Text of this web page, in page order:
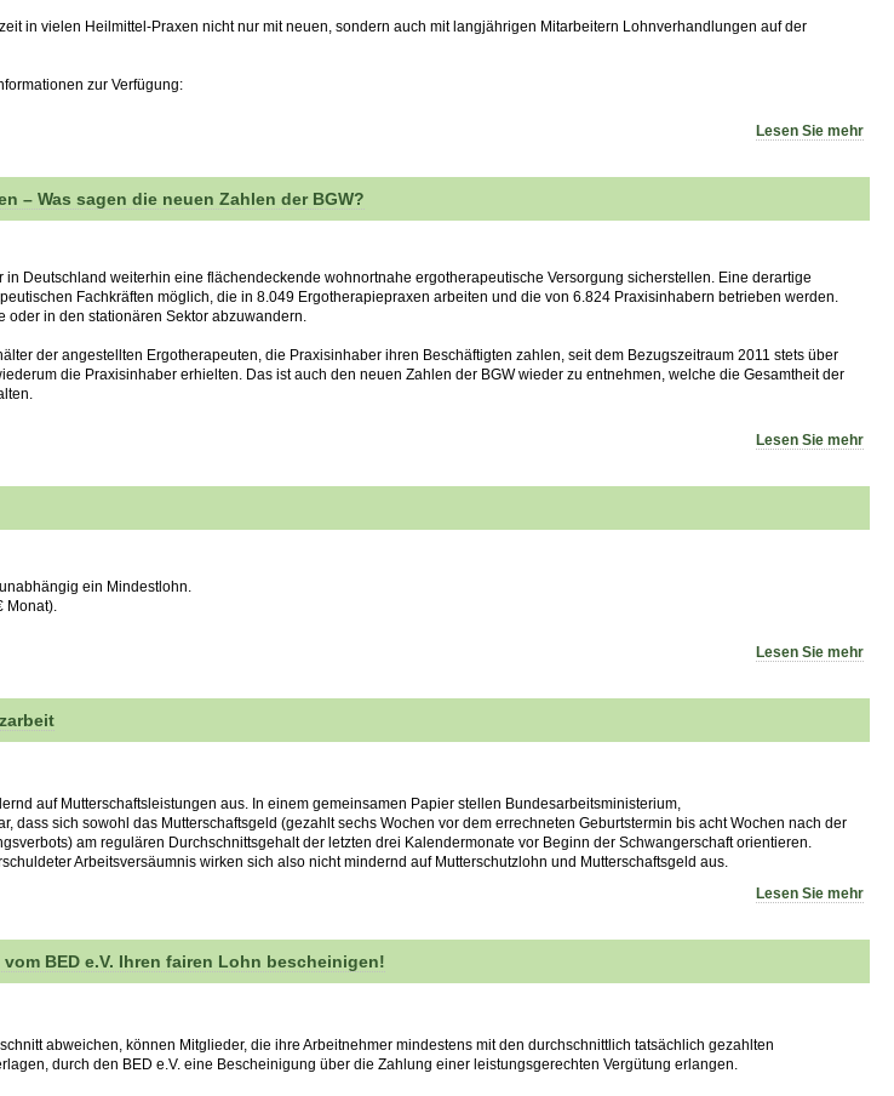
in vielen Heilmittel-Praxen nicht nur mit neuen, sondern auch mit langjährigen Mitarbeitern Lohnverhandlungen auf der
zur Verfügung:
Lesen Sie mehr
– Was sagen die neuen Zahlen der BGW?
Deutschland weiterhin eine flächendeckende wohnortnahe ergotherapeutische Versorgung sicherstellen. Eine derartige
Fachkräften möglich, die in 8.049 Ergotherapiepraxen arbeiten und die von 6.824 Praxisinhabern betrieben werden.
oder in den stationären Sektor abzuwandern.
der angestellten Ergotherapeuten, die Praxisinhaber ihren Beschäftigten zahlen, seit dem Bezugszeitraum 2011 stets über
die Praxisinhaber erhielten. Das ist auch den neuen Zahlen der BGW wieder zu entnehmen, welche die Gesamtheit der
Lesen Sie mehr
ein Mindestlohn.
Monat).
Lesen Sie mehr
auf Mutterschaftsleistungen aus. In einem gemeinsamen Papier stellen Bundesarbeitsministerium,
dass sich sowohl das Mutterschaftsgeld (gezahlt sechs Wochen vor dem errechneten Geburtstermin bis acht Wochen nach der
am regulären Durchschnittsgehalt der letzten drei Kalendermonate vor Beginn der Schwangerschaft orientieren.
Arbeitsversäumnis wirken sich also nicht mindernd auf Mutterschutzlohn und Mutterschaftsgeld aus.
Lesen Sie mehr
BED e.V. Ihren fairen Lohn bescheinigen!
abweichen, können Mitglieder, die ihre Arbeitnehmer mindestens mit den durchschnittlich tatsächlich gezahlten
durch den BED e.V. eine Bescheinigung über die Zahlung einer leistungsgerechten Vergütung erlangen.